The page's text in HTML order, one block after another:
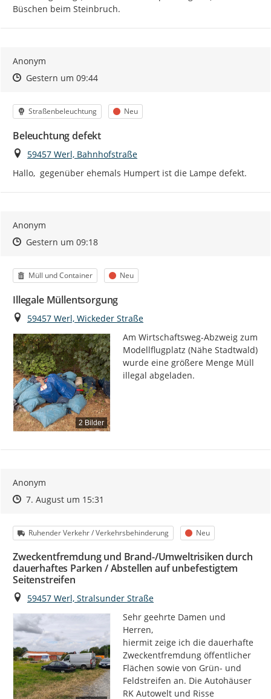
Büschen beim Steinbruch.
Anonym
Zeitpunkt des Erstellens
Zeitpunkt des Erstellens
Gestern um 09:44Zur Äußerung
Kategorie
Straßenbeleuchtung Status
Neu
Beleuchtung defekt
Ort
59457 Werl, Bahnhofstraße
Hallo,  gegenüber ehemals Humpert ist die Lampe defekt.
Anonym
Zeitpunkt des Erstellens
Zeitpunkt des Erstellens
Gestern um 09:18Zur Äußerung
Kategorie
Müll und Container Status
Neu
Illegale Müllentsorgung
Ort
59457 Werl, Wickeder Straße
2 Bilder
Am Wirtschaftsweg-Abzweig zum
Modellflugplatz (Nähe Stadtwald)
wurde eine größere Menge Müll
illegal abgeladen.
Anonym
Zeitpunkt des Erstellens
Zeitpunkt des Erstellens
7. August um 15:31
Kategorie
Ruhender Verkehr / Verkehrsbehinderung Status
Neu
Zweckentfremdung und Brand-/Umweltrisiken durch
dauerhaftes Parken / Abstellen auf unbefestigtem
Seitenstreifen
Ort
59457 Werl, Stralsunder Straße
Sehr geehrte Damen und
Herren,
hiermit zeige ich die dauerhafte
Zweckentfremdung öffentlicher
Flächen sowie von Grün- und
Feldstreifen an. Die Autohäuser
RK Autowelt und Risse